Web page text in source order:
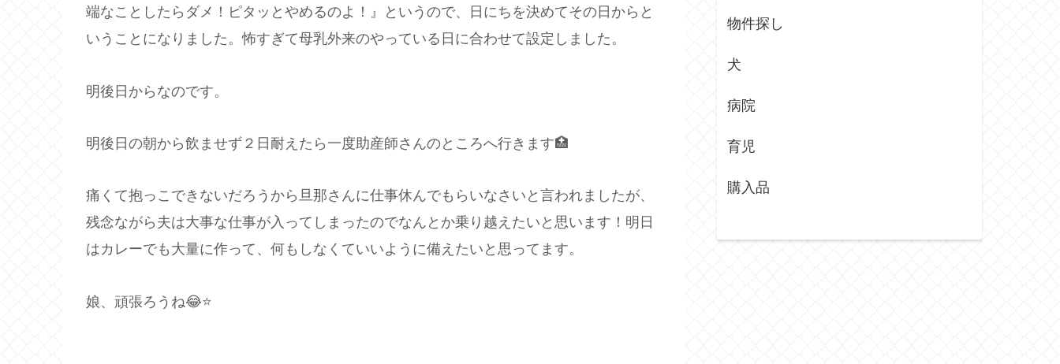
端なことしたらダメ！ピタッとやめるのよ！』というので、日にちを決めてその日からと
いうことになりました。怖すぎて母乳外来のやっている日に合わせて設定しました。
明後日からなのです。
明後日の朝から飲ませず２日耐えたら一度助産師さんのところへ行きます🏥
痛くて抱っこできないだろうから旦那さんに仕事休んでもらいなさいと言われましたが、
残念ながら夫は大事な仕事が入ってしまったのでなんとか乗り越えたいと思います！明日
はカレーでも大量に作って、何もしなくていいように備えたいと思ってます。
娘、頑張ろうね😂⭐️
物件探し
犬
病院
育児
購入品